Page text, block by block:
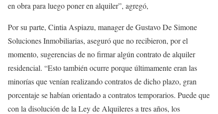
en obra para luego poner en alquiler”, agregó,
Por su parte, Cintia Aspiazu, manager de Gustavo De Simone
Soluciones Inmobiliarias, aseguró que no recibieron, por el
momento, sugerencias de no firmar algún contrato de alquiler
residencial. “Esto también ocurre porque últimamente eran las
minorías que venían realizando contratos de dicho plazo, gran
porcentaje se habían orientado a contratos temporarios. Puede que
con la disolución de la Ley de Alquileres a tres años, los